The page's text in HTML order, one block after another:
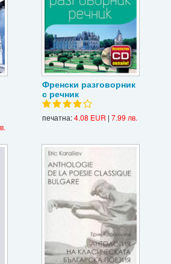
Френски разговорник
с речник
печатна:4.08 EUR | 7.99 лв.